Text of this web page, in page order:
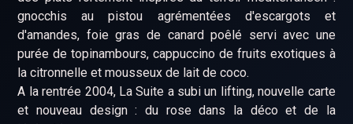
gnocchis au pistou agrémentées d'escargots et
d'amandes, foie gras de canard poêlé servi avec une
purée de topinambours, cappuccino de fruits exotiques à
la citronnelle et mousseux de lait de coco.
A la rentrée 2004, La Suite a subi un lifting, nouvelle carte
et nouveau design : du rose dans la déco et de la